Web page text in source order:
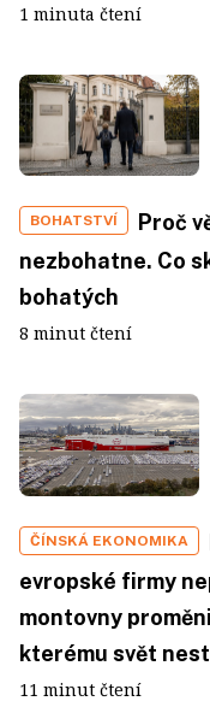
1 minuta čtení
BOHATSTVÍ
Proč
nezbohatne. Co
bohatých
8 minut čtení
ČÍNSKÁ EKONOMIKA
evropské firmy
montovny
kterému svět
11 minut čtení